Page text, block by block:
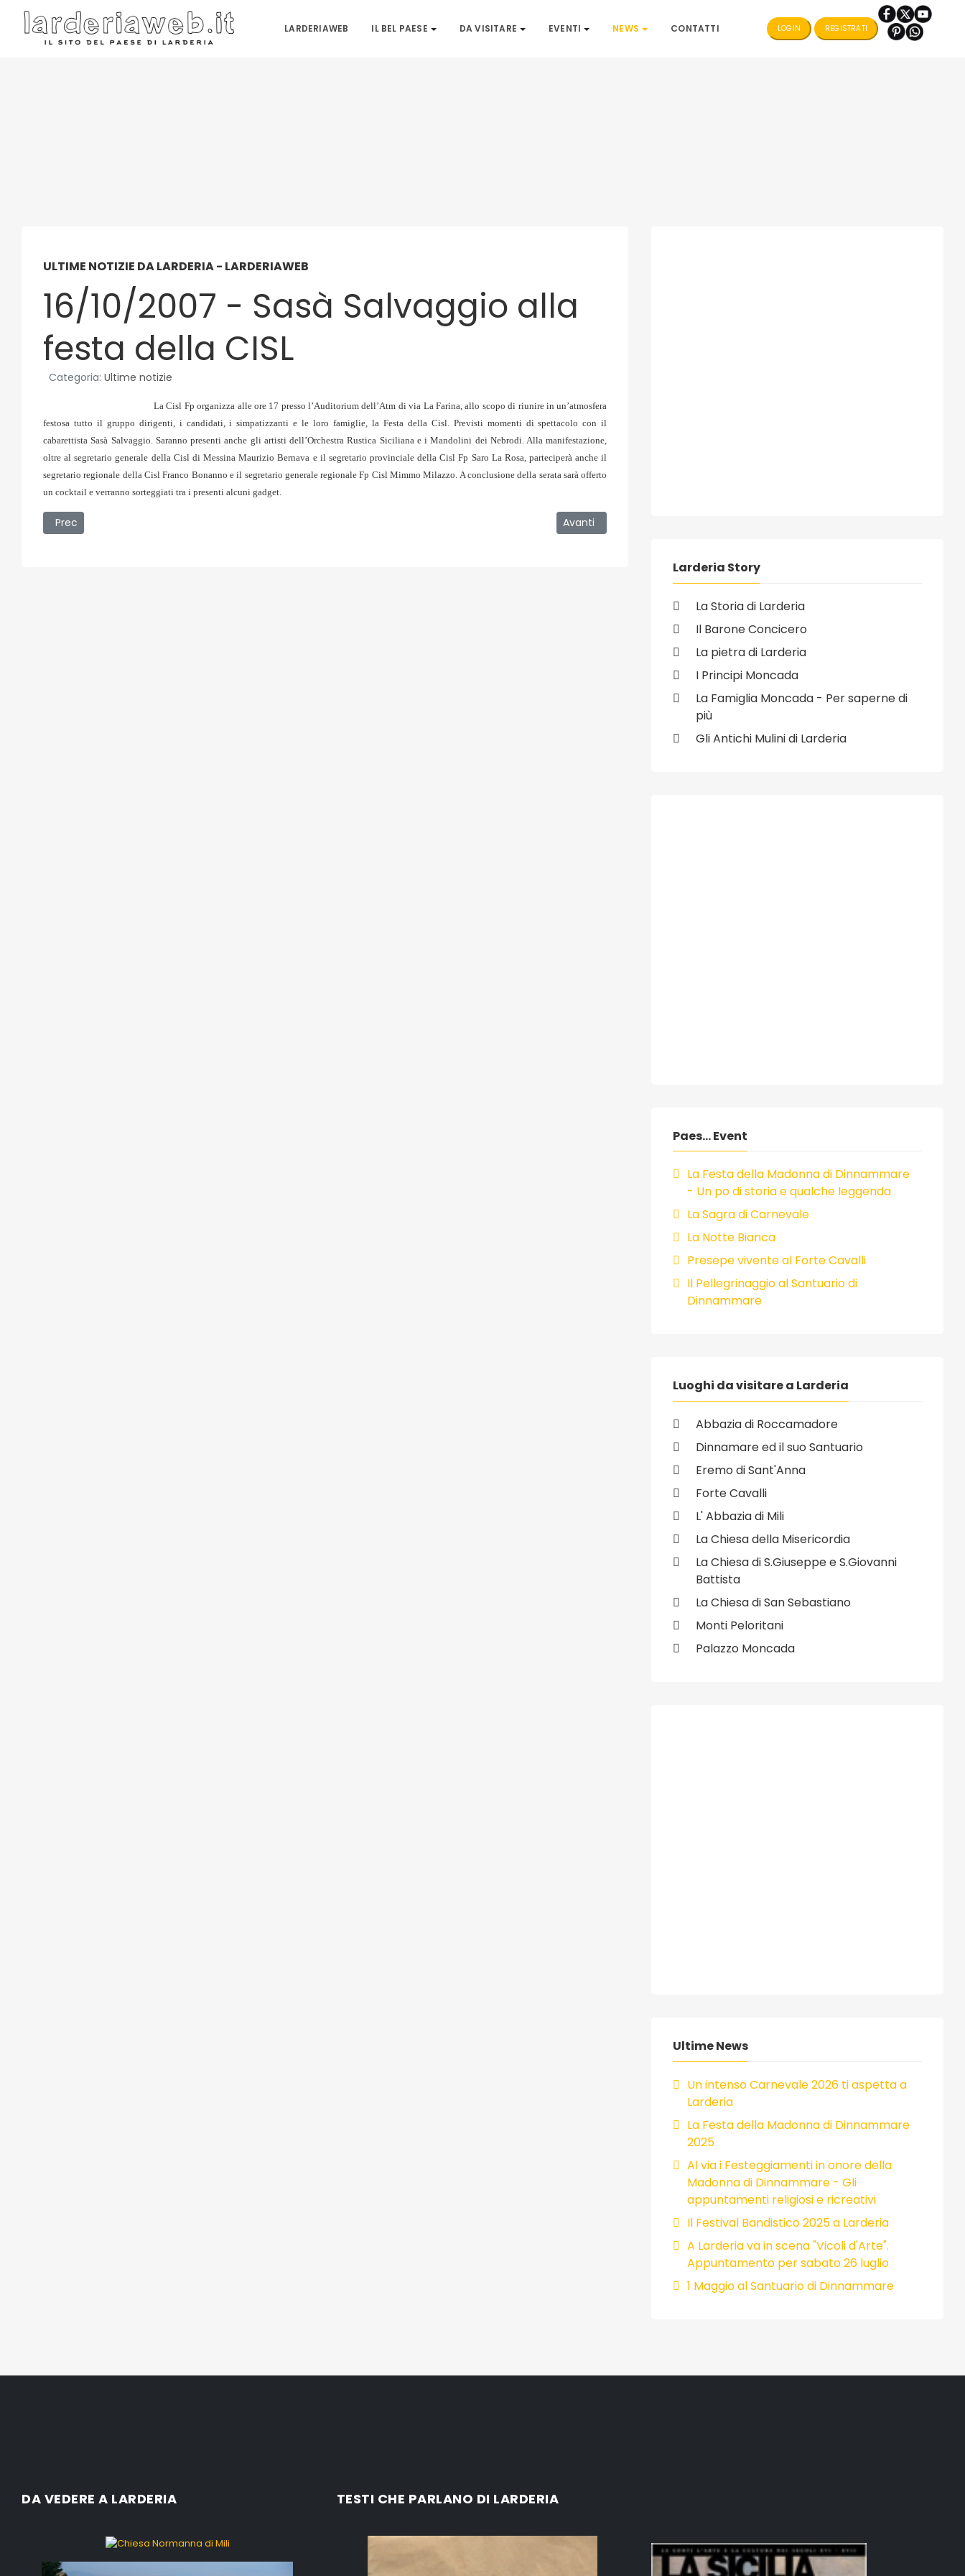
LARDERIAWEB IL BEL PAESE DA VISITARE EVENTI NEWS CONTATTI LOGIN REGISTRATI
ULTIME NOTIZIE DA LARDERIA - LARDERIAWEB
16/10/2007 - Sasà Salvaggio alla
festa della CISL
Categoria: Ultime notizie
La Cisl Fp organizza alle ore 17 presso l’Auditorium dell’Atm di via La Farina, allo scopo di riunire in un’atmosfera
festosa tutto il gruppo dirigenti, i candidati, i simpatizzanti e le loro famiglie, la Festa della Cisl. Previsti momenti di spettacolo con il
cabarettista Sasà Salvaggio. Saranno presenti anche gli artisti dell’Orchestra Rustica Siciliana e i Mandolini dei Nebrodi. Alla manifestazione,
oltre al segretario generale della Cisl di Messina Maurizio Bernava e il segretario provinciale della Cisl Fp Saro La Rosa, parteciperà anche il
segretario regionale della Cisl Franco Bonanno e il segretario generale regionale Fp Cisl Mimmo Milazzo. A conclusione della serata sarà offerto
un cocktail e verranno sorteggiati tra i presenti alcuni gadget.
Articolo precedente: 16/10/2007 - Ecosistema Urbano : Messina dal novantunesimo posto al cinquantaseiesimo
Prec Articolo successivo: 16/10/2007 - Lavori sospesi a Santa Margherita; problemi di
Avanti
Larderia Story
La Storia di Larderia
Il Barone Concicero
La pietra di Larderia
I Principi Moncada
La Famiglia Moncada - Per saperne di
più
Gli Antichi Mulini di Larderia
Paes... Event
La Festa della Madonna di Dinnammare
- Un po di storia e qualche leggenda
La Sagra di Carnevale
La Notte Bianca
Presepe vivente al Forte Cavalli
Il Pellegrinaggio al Santuario di
Dinnammare
Luoghi da visitare a Larderia
Abbazia di Roccamadore
Dinnamare ed il suo Santuario
Eremo di Sant'Anna
Forte Cavalli
L' Abbazia di Mili
La Chiesa della Misericordia
La Chiesa di S.Giuseppe e S.Giovanni
Battista
La Chiesa di San Sebastiano
Monti Peloritani
Palazzo Moncada
Ultime News
Un intenso Carnevale 2026 ti aspetta a
Larderia
La Festa della Madonna di Dinnammare
2025
Al via i Festeggiamenti in onore della
Madonna di Dinnammare - Gli
appuntamenti religiosi e ricreativi
Il Festival Bandistico 2025 a Larderia
A Larderia va in scena "Vicoli d'Arte".
Appuntamento per sabato 26 luglio
1 Maggio al Santuario di Dinnammare
DA VEDERE A LARDERIA TESTI CHE PARLANO DI LARDERIA